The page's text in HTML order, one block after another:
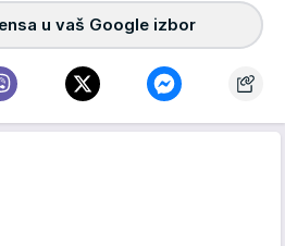
u vaš Google izbor